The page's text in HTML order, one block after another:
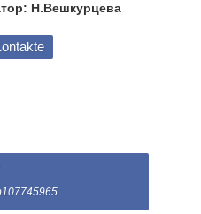
Н.Вешкурцева